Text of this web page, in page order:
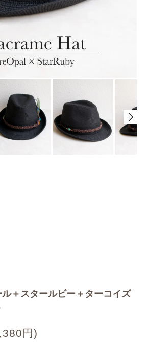
＋スタールビー＋ターコイズ
円)